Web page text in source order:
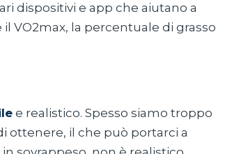
dispositivi e app che aiutano a
VO2max, la percentuale di grasso
e realistico. Spesso siamo troppo
ottenere, il che può portarci a